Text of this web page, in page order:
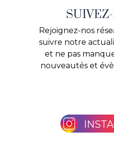
Rejoignez-nos
suivre notre
et ne pas
nouveautés et